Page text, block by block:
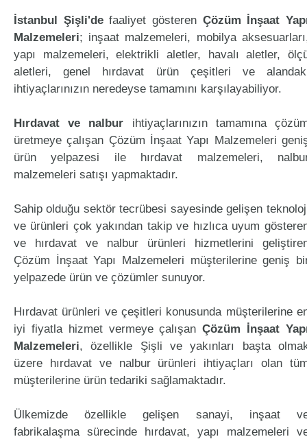
İstanbul Şişli'defaaliyet gösteren Çözüm İnşaat
Malzemeleri; inşaat malzemeleri, mobilya
yapı malzemeleri, elektrikli aletler, havalı aletler,
aletleri, genel hırdavat ürün çeşitleri ve
ihtiyaçlarınızın neredeyse tamamını karşılayabiliyor.
Hırdavat ve nalbur ihtiyaçlarınızın tamamına
üretmeye çalışan Çözüm İnşaat Yapı Malzemeleri
ürün yelpazesi ile hırdavat malzemeleri,
malzemeleri satışı yapmaktadır.
Sahip olduğu sektör tecrübesi sayesinde gelişen
ve ürünleri çok yakından takip ve hızlıca uyum
ve hırdavat ve nalbur ürünleri hizmetlerini
Çözüm İnşaat Yapı Malzemeleri müşterilerine geniş
yelpazede ürün ve çözümler sunuyor.
Hırdavat ürünleri ve çeşitleri konusunda müşterilerine
iyi fiyatla hizmet vermeye çalışanÇözüm İnşaat
Malzemeleri, özellikle Şişli ve yakınları başta
üzere hırdavat ve nalbur ürünleri ihtiyaçları olan
müşterilerine ürün tedariki sağlamaktadır.
Ülkemizde özellikle gelişen sanayi, inşaat
fabrikalaşma sürecinde hırdavat, yapı malzemeleri